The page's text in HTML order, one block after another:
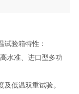
试验箱特性：
水准、进口型多功
低温双重试验。